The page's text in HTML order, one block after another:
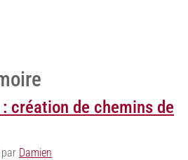
: création de chemins de
par Damien